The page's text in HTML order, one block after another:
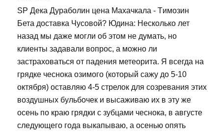
SP Дека Дураболин цена Махачкала - Tимозин
Бета доставка Чусовой? Юдина: Несколько лет
назад мы даже могли об этом не думать, но
клиенты задавали вопрос, а можно ли
застраховаться от падения метеорита. Я всегда на
грядке чеснока озимого (который сажу до 5-10
октября) оставляю 4-5 стрелок для созревания этих
воздушных бульбочек и высаживаю их в эту же
осень по краю грядки с зубцами чеснока, в августе
следующего года выкапываю, а осенью опять